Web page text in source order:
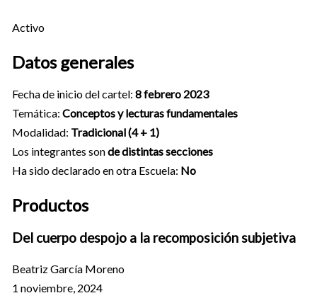
Activo
Datos generales
Fecha de inicio del cartel: 8 febrero 2023
Temática: Conceptos y lecturas fundamentales
Modalidad: Tradicional (4 + 1)
Los integrantes sonde distintas secciones
Ha sido declarado en otra Escuela: No
Productos
Del cuerpo despojo a la recomposición subjetiva
Beatriz García Moreno
1 noviembre, 2024